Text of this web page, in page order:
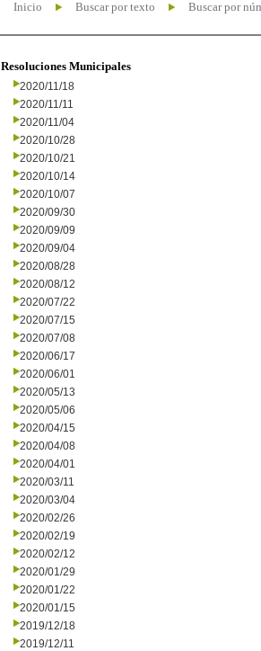
Inicio Buscar por texto Buscar por
Resoluciones Municipales
2020/11/18
2020/11/11
2020/11/04
2020/10/28
2020/10/21
2020/10/14
2020/10/07
2020/09/30
2020/09/09
2020/09/04
2020/08/28
2020/08/12
2020/07/22
2020/07/15
2020/07/08
2020/06/17
2020/06/01
2020/05/13
2020/05/06
2020/04/15
2020/04/08
2020/04/01
2020/03/11
2020/03/04
2020/02/26
2020/02/19
2020/02/12
2020/01/29
2020/01/22
2020/01/15
2019/12/18
2019/12/11